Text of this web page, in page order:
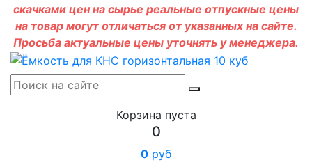
скачками цен на сырье реальные отпускные цены
на товар могут отличаться от указанных на сайте.
Просьба актуальные цены уточнять у менеджера.
Корзина пуста
0
0 руб